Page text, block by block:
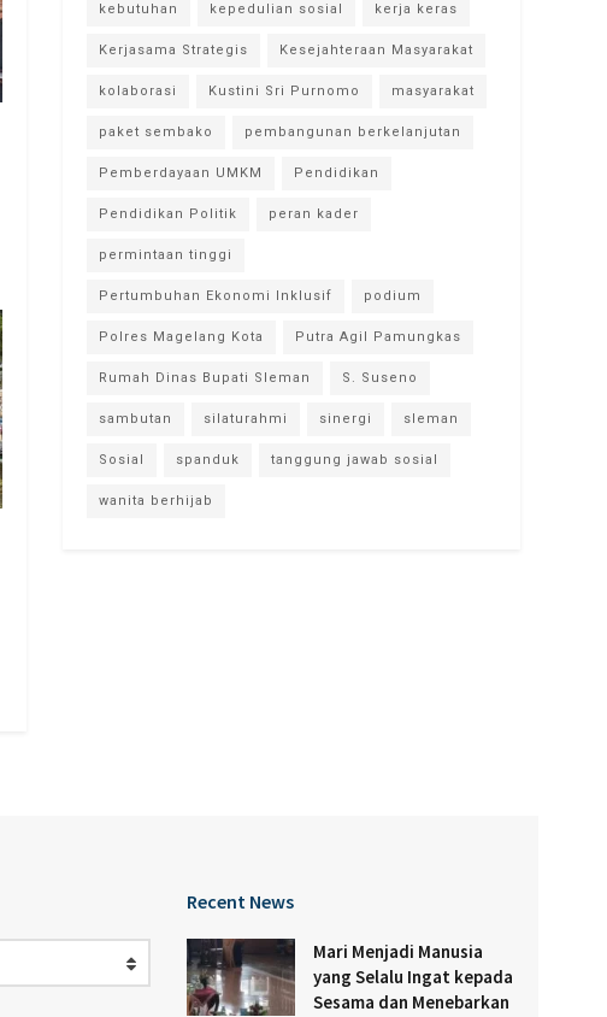
kebutuhan kepedulian sosial kerja keras
Kerjasama Strategis Kesejahteraan Masyarakat
kolaborasi Kustini Sri Purnomo masyarakat
paket sembako pembangunan berkelanjutan
Pemberdayaan UMKM Pendidikan
Pendidikan Politik peran kader
permintaan tinggi
Pertumbuhan Ekonomi Inklusif podium
Polres Magelang Kota Putra Agil Pamungkas
Rumah Dinas Bupati Sleman S. Suseno
sambutan silaturahmi sinergi sleman
Sosial spanduk tanggung jawab sosial
wanita berhijab
Recent News
Mari Menjadi Manusia
yang Selalu Ingat kepada
Sesama dan Menebarkan